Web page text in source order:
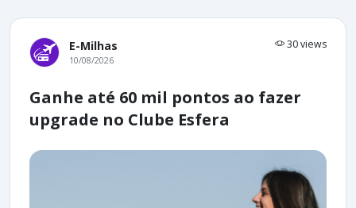
E-Milhas 30 views
10/08/2026
Ganhe até 60 mil pontos ao fazer
upgrade no Clube Esfera